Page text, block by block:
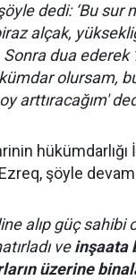
dedi: ‘Bu sur
alçak,
dua ederek
olursam,
arttıracağım'
hükümdarlığı
şöyle
alıp güç sahibi
veinşaata
üzerine